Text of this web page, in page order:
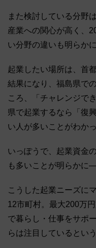
また検討している分野
産業への関心が高く、
い分野の違いも明らかに
起業したい場所は、首
結果になり、福島県で
ころ、「チャレンジで
県で起業するなら「復
い人が多いことがわかっ
いっぽうで、起業資金
も多いことが明らか
こうした起業ニーズに
12市町村。最大200万
で暮らし・仕事をサポ
らは注目しているという